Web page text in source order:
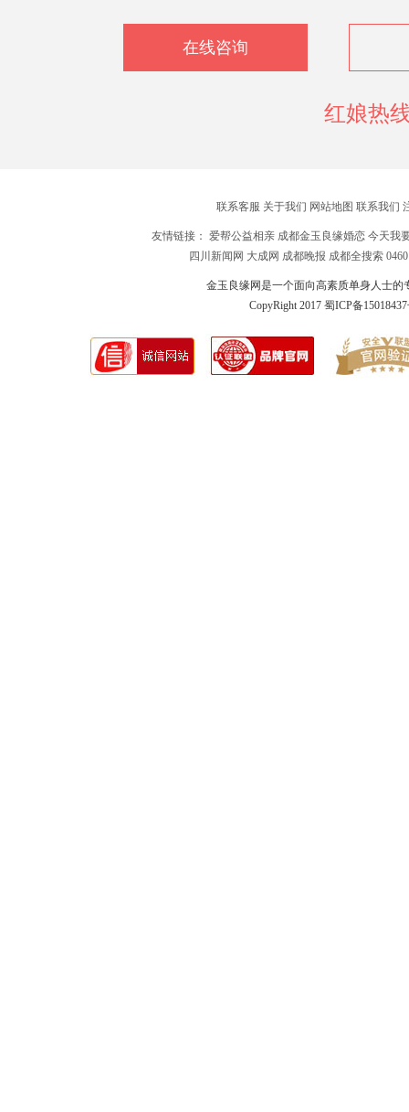
在线咨询
红娘热
联系客服 关于我们 网站地图 联系我们
友情链接： 爱帮公益相亲 成都金玉良缘婚恋 今天我
四川新闻网 大成网 成都晚报 成都全搜索
金玉良缘网是一个面向高素质单身人士
CopyRight 2017 蜀ICP备